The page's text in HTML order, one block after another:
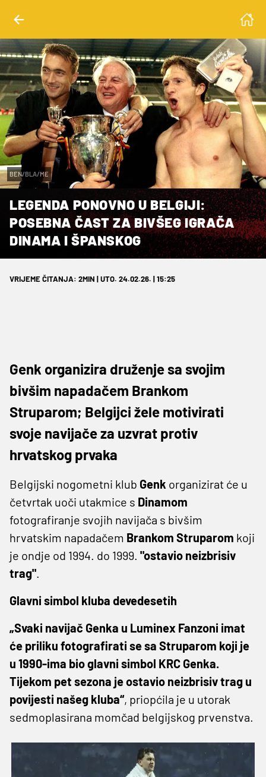
BEN/BLA/ME
LEGENDA PONOVNO U BELGIJI:
POSEBNA ČAST ZA BIVŠEG IGRAČA
DINAMA I ŠPANSKOG
VRIJEME ČITANJA: 2MIN | UTO. 24.02.26. | 15:25
Genk organizira druženje sa svojim
bivšim napadačem Brankom
Struparom; Belgijci žele motivirati
svoje navijače za uzvrat protiv
hrvatskog prvaka
Belgijski nogometni klub Genk organizirat će u
četvrtak uoči utakmice s Dinamom
fotografiranje svojih navijača s bivšim
hrvatskim napadačem Brankom Struparom koji
je ondje od 1994. do 1999. "ostavio neizbrisiv
trag".
Glavni simbol kluba devedesetih
„Svaki navijač Genka u Luminex Fanzoni imat
će priliku fotografirati se sa Struparom koji je
u 1990-ima bio glavni simbol KRC Genka.
Tijekom pet sezona je ostavio neizbrisiv trag u
povijesti našeg kluba“, priopćila je u utorak
sedmoplasirana momčad belgijskog prvenstva.